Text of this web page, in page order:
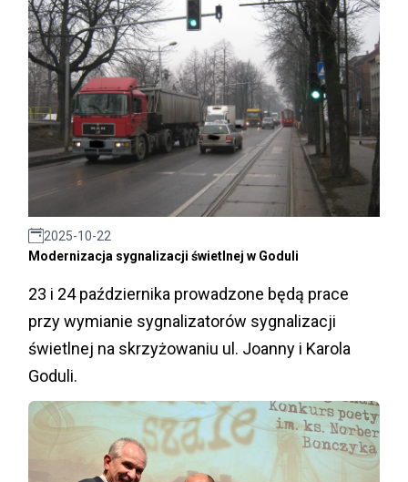
2025-10-22
Modernizacja sygnalizacji świetlnej w Goduli
23 i 24 października prowadzone będą prace
przy wymianie sygnalizatorów sygnalizacji
świetlnej na skrzyżowaniu ul. Joanny i Karola
Goduli.